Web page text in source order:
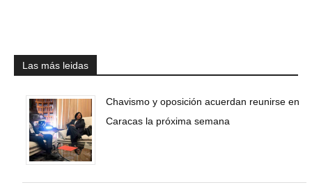
Las más leidas
Chavismo y oposición acuerdan reunirse en
Caracas la próxima semana